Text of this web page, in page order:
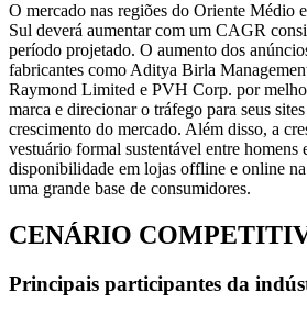
O mercado nas regiões do Oriente Médio
Sul deverá aumentar com um CAGR
período projetado. O aumento dos
fabricantes como Aditya Birla
Raymond Limited e PVH Corp. por
marca e direcionar o tráfego para seus
crescimento do mercado. Além disso, a
vestuário formal sustentável entre homens
disponibilidade em lojas offline e online
uma grande base de consumidores.
CENÁRIO
Principais participantes da